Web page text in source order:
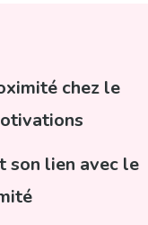
chez le
son lien avec le